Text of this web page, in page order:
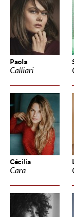
Paola
Calliari
Cécilia
Cara